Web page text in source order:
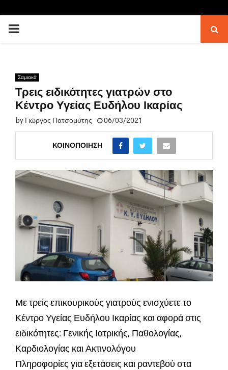
PRIMARY
Σαμιακά
Τρεις ειδικότητες γιατρών στο
Κέντρο Υγείας Ευδήλου Ικαρίας
by Γιώργος Πατσομύτης 06/03/2021
ΚΟΙΝΟΠΟΊΗΣΗ
Με τρείς επικουρικούς γιατρούς ενισχύετε το
Κέντρο Υγείας Ευδήλου Ικαρίας και αφορά στις
ειδικότητες: Γενικής Ιατρικής, Παθολογίας,
Καρδιολογίας και Ακτινολόγου
Πληροφορίες για εξετάσεις και ραντεβού στα